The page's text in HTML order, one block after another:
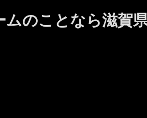
のことなら滋賀